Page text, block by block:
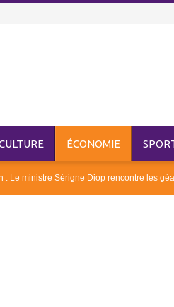
ÉCONOMIE
Le ministre Sérigne Diop rencontre les